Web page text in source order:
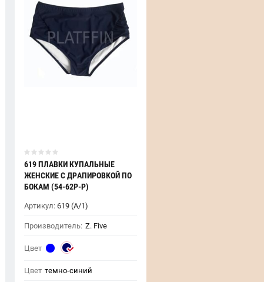
619 ПЛАВКИ КУПАЛЬНЫЕ
ЖЕНСКИЕ С ДРАПИРОВКОЙ ПО
БОКАМ (54-62Р-Р)
Артикул: 619 (A/1)
Производитель: Z. Five
Цвет
Цвет темно-синий